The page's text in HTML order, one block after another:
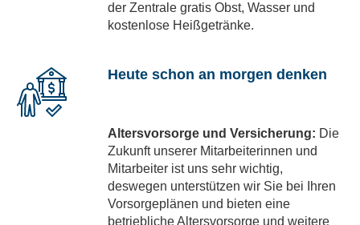
der Zentrale gratis Obst, Wasser und
kostenlose Heißgetränke.
Heute schon an morgen denken
Altersvorsorge und Versicherung: Die
Zukunft unserer Mitarbeiterinnen und
Mitarbeiter ist uns sehr wichtig,
deswegen unterstützen wir Sie bei Ihren
Vorsorgeplänen und bieten eine
betriebliche Altersvorsorge und weitere